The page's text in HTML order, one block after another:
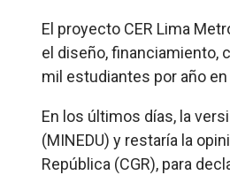
El proyecto CER Lima
el diseño, financiamiento,
mil estudiantes por año
En los últimos días, la
(MINEDU) y restaría la
República (CGR), para